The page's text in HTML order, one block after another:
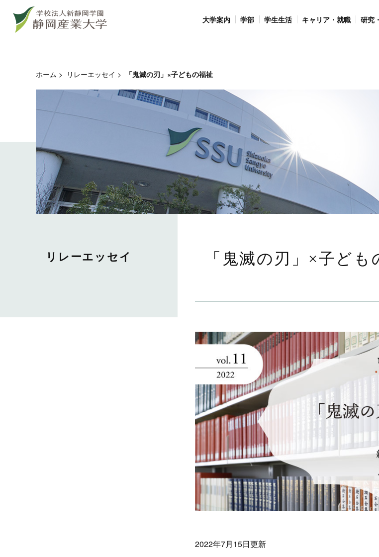
ン
へ
大学案内 学部 学生生活 キャリア・就職 研究
ホーム > リレーエッセイ > 「鬼滅の刃」×子どもの福祉
「鬼滅の刃」×子ども
2022年7月15日更新
リレーエッセイ